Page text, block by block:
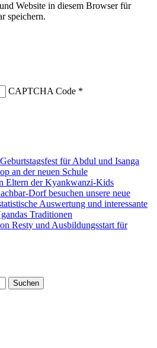
Website in diesem Browser für
speichern.
CAPTCHA Code *
für Abdul und Isanga
an der neuen Schule
Eltern der Kyankwanzi-Kids
Dorf besuchen unsere neue
Auswertung und interessante
Traditionen
Resty und Ausbildungsstart für